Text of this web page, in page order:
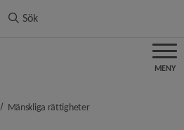
Sök
MENY
nivå i brödsmulenavigeringen
Mänskliga rättigheternivå i